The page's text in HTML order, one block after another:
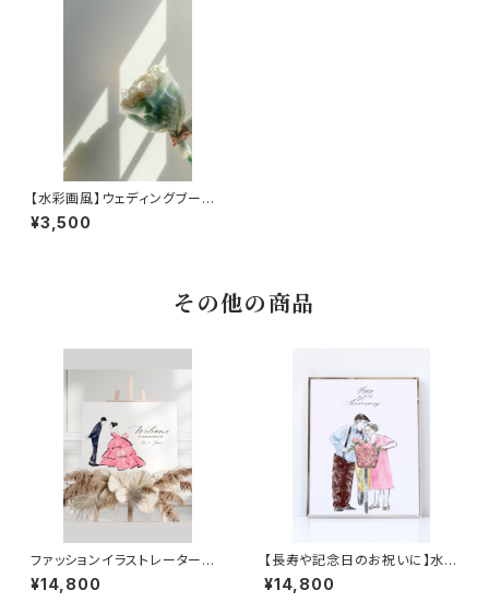
【水彩画風】ウェディングブーケ
追加
¥3,500
その他の商品
ファッションイラストレーターが
描くオシャレな水彩画風ウェルカ
ムボード | 似顔絵イラスト | 結
¥14,800
【長寿や記念日のお祝いに】水彩
画風デジタル似顔絵イラスト |
結婚記念日 | 還暦 | 金婚式 | 還
¥14,800